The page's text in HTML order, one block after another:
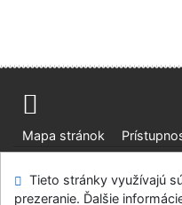
Mapa stránok
Tieto stránky využívajú
prezeranie. Ďalšie